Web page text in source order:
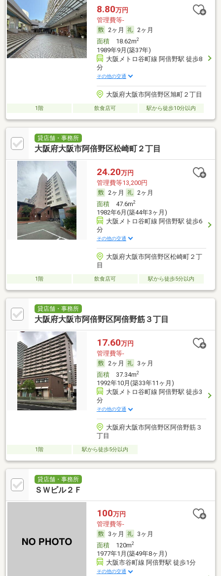
8.80万円
管理費等-
2ヶ月
2ヶ月
面積18.62m2
1989年9月(築37年)
大阪メトロ谷町線 阿倍野駅 徒歩8
分
その他の交通
大阪府大阪市阿倍野区旭町２丁目
1階 飲食店可 駅から徒歩10分以内
貸店舗・事務所
大阪府大阪市阿倍野区松崎町２丁目
24.20万円
管理費等13,200円
2ヶ月
2ヶ月
面積47.6m2
1982年6月(築44年3ヶ月)
大阪メトロ谷町線 阿倍野駅 徒歩6
分
その他の交通
大阪府大阪市阿倍野区松崎町２丁
目
1階 飲食店可 駅から徒歩5分以内
貸店舗・事務所
大阪府大阪市阿倍野区阿倍野筋３丁目
17.60万円
管理費等-
2ヶ月
3ヶ月
面積37.34m2
1992年10月(築33年11ヶ月)
大阪メトロ谷町線 阿倍野駅 徒歩3
分
その他の交通
大阪府大阪市阿倍野区阿倍野筋３
丁目
1階 駅から徒歩5分以内
貸店舗・事務所
ＳＷビル２Ｆ
100万円
管理費等-
3ヶ月
3ヶ月
面積120m2
1977年1月(築49年8ヶ月)
大阪市谷町線 阿倍野駅 徒歩1分
その他の交通